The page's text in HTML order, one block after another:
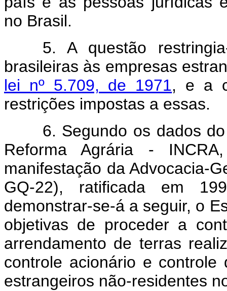
no Brasil.
5. A questão
brasileiras às empresas
lei nº 5.709, de 1971, e a
restrições impostas a essas.
6. Segundo os dados
Reforma Agrária -
manifestação da Advocacia-
GQ-22), ratificada em
demonstrar-se-á a seguir, o
objetivas de proceder a
arrendamento de terras
controle acionário e
estrangeiros não-residentes